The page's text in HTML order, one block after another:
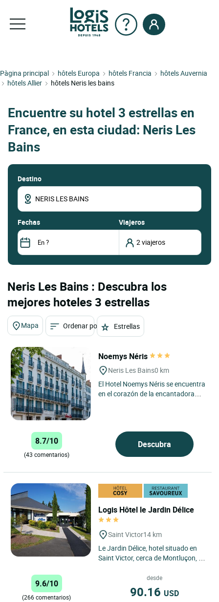
Pàgina principal hôtels Europa hôtels Francia
hôtels Auvernia
hôtels Allier
hôtels Neris les bains
Encuentre su hotel 3 estrellas en
France, en esta ciudad: Neris Les
Bains
Destino
fechas Viajeros
Neris Les Bains : Descubra los
mejores hoteles 3 estrellas
Mapa Ordenar por Estrellas
Noemys Néris
Neris Les Bains0 km
El Hotel Noemys Néris se encuentra
en el corazón de la encantadora
8.7/10
(43 comentarios)
Descubra
Logis Hôtel le Jardin Délice
Saint Victor14 km
Le Jardin Délice, hotel situado en
Saint Victor, cerca de Montluçon, en
9.6/10
(266 comentarios)
desde
90.16 USD